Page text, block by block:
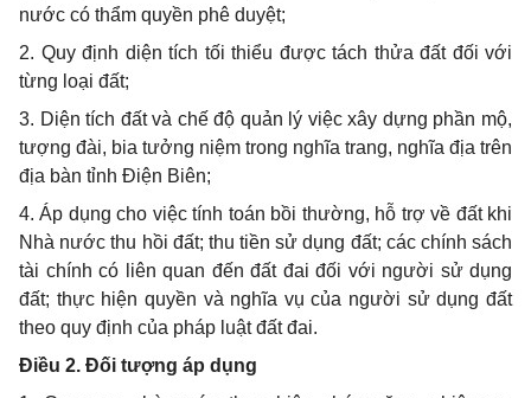
nước có thẩm quyền phê duyệt;
2. Quy định diện tích tối thiểu được tách thửa đất đối với
từng loại đất;
3. Diện tích đất và chế độ quản lý việc xây dựng phần mộ,
tượng đài, bia tưởng niệm trong nghĩa trang, nghĩa địa trên
địa bàn tỉnh Điện Biên;
4. Áp dụng cho việc tính toán bồi thường, hỗ trợ về đất khi
Nhà nước thu hồi đất; thu tiền sử dụng đất; các chính sách
tài chính có liên quan đến đất đai đối với người sử dụng
đất; thực hiện quyền và nghĩa vụ của người sử dụng đất
theo quy định của pháp luật đấtđai.
Điều 2. Đối tượng áp dụng